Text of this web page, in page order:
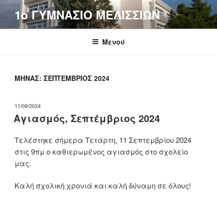
Μετάβαση
περιεχόμενο
1o ΓΥΜΝΑΣΙΟ ΜΕΛΙΣΣΙΩΝ
Μενού
ΜΉΝΑΣ: ΣΕΠΤΈΜΒΡΙΟΣ 2024
ΔΗΜΟΣΙΕΎΤΗΚΕ
ΣΤΙΣ
11/09/2024
Αγιασμός, Σεπτέμβριος 2024
Τελέστηκε σήμερα Τετάρτη, 11 Σεπτεμβρίου 2024
στις 9πμ ο καθιερωμένος αγιασμός στο σχολείο
μας.
Καλή σχολική χρονιά και καλή δύναμη σε όλους!